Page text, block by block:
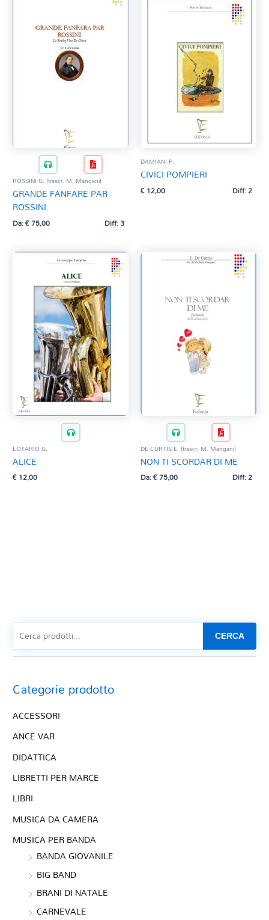
ROSSINI G. (trascr. M. Mangani)
GRANDE FANFARE PAR
ROSSINI
Da:€75,00 Diff: 3
DAMIANI P.
CIVICI POMPIERI
€12,00 Diff: 2
LOTARIO G.
ALICE
€12,00
DE CURTIS E. (trascr. M. Mangani)
NON TI SCORDAR DI ME
Da:€75,00 Diff: 2
CERCA
Categorie prodotto
ACCESSORI
ANCE VAR
DIDATTICA
LIBRETTI PER MARCE
LIBRI
MUSICA DA CAMERA
MUSICA PER BANDA
BANDA GIOVANILE
BIG BAND
BRANI DI NATALE
CARNEVALE